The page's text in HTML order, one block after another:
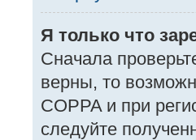
Я только что
Сначала
верны, то
COPPA и при
следуйте